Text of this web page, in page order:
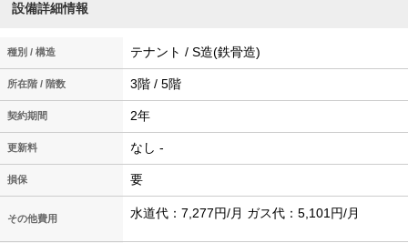
設備詳細情報
種別 / 構造 テナント / S造(鉄骨造)
所在階 / 階数 3階 / 5階
契約期間 2年
更新料 なし -
損保 要
その他費用 水道代：7,277円/月 ガス代：5,101円/月